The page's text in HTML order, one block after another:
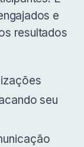
e
resultados
seu